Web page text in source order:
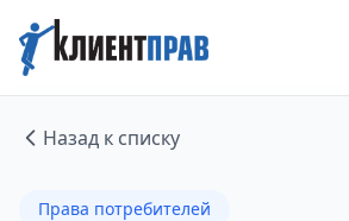
Назад к списку
Права потребителей